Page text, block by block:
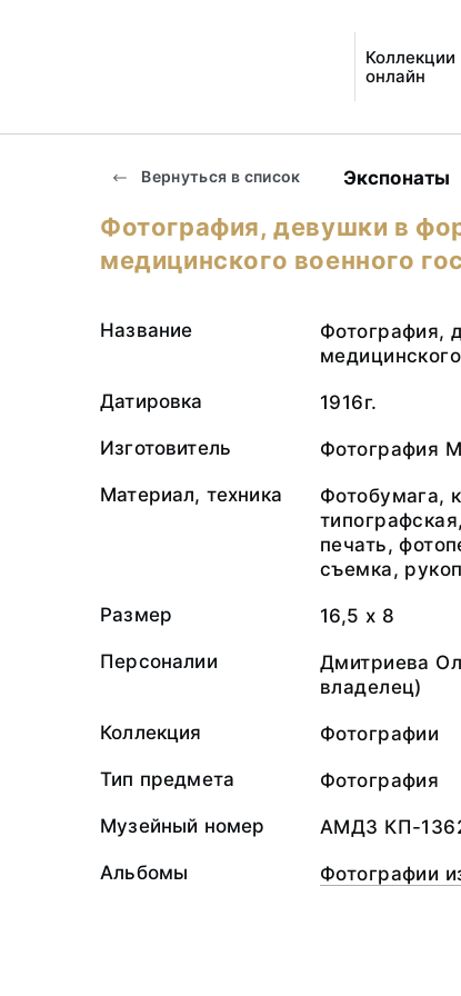
Коллекции
онлайн
Вернуться в список Экспонаты
Фотография, девушки в
медицинского военного
Название
Фотография,
Датировка 1916г.
Изготовитель Фотография
Материал, техника
Фотобумага,
печать,
съемка,
Размер 16,5 х 8
Персоналии
Дмитриева
владелец)
Коллекция Фотографии
Тип предмета Фотография
Музейный номер АМДЗ КП-
Альбомы Фотографии